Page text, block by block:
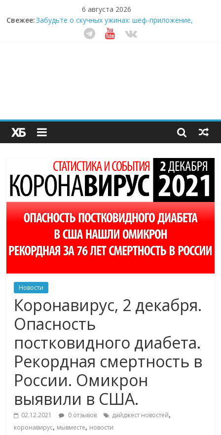
6 августа 2026
Свежее:Забудьте о скучных ужинах: шеф-приложение,
которое видит вашу еду насквозь
Небо зовёт: как бизнес на полётах дронов и
Секрет супергидратации: почему кокосовая вода с
пребиотиками становится главным трендом
здорового питания
Новости
Коронавирус, 2 декабря.
Опасность
постковидного диабета.
Рекордная смертность в
России. Омикрон
выявили в США.
02.12.2021 0 отзывов дайджест новостей,
коронавирус, мывместе, новости